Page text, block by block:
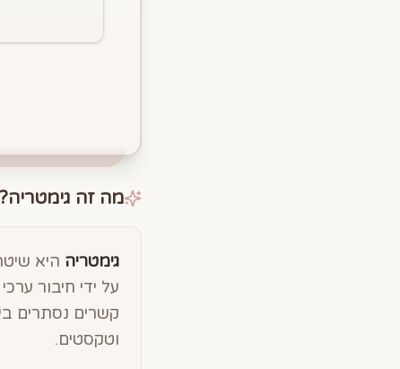
מה זה גימטריה?
גימטריה היא
על ידי חיבור
קשרים נסתרים
וטקסטים.